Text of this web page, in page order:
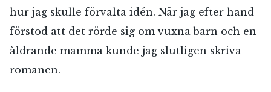
hur jag skulle förvalta idén. När jag efter hand
förstod att det rörde sig om vuxna barn och en
åldrande mamma kunde jag slutligen skriva
romanen.